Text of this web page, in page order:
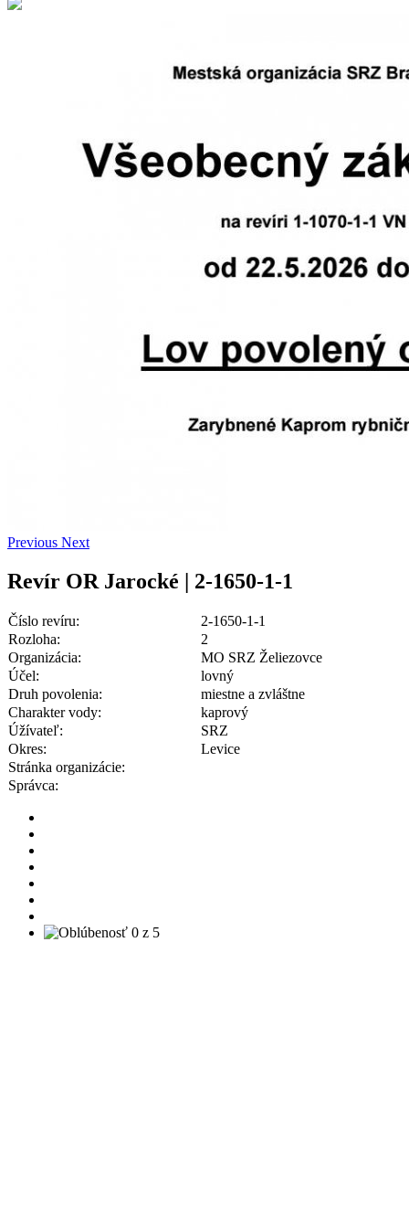
Previous Next
Revír OR Jarocké | 2-1650-1-1
Číslo revíru:
2-1650-1-1
Rozloha:
2
Organizácia:
MO SRZ Želiezovce
Účel:
lovný
Druh povolenia:
miestne a zvláštne
Charakter vody:
kaprový
Úžívateľ:
SRZ
Okres:
Levice
Stránka organizácie:
Správca: